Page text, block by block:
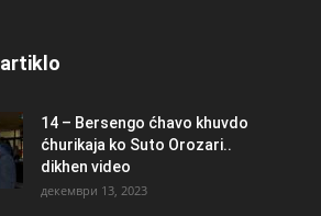
14 – Bersengo ćhavo khuvdo
ćhurikaja ko Suto Orozari..
dikhen video
декември 13, 2023